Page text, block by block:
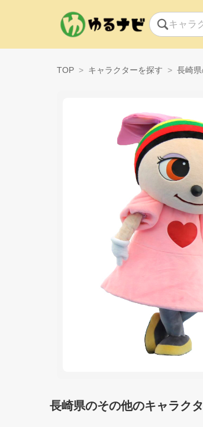
TOP キャラクターを探す 長崎
長崎県のその他のキャラク